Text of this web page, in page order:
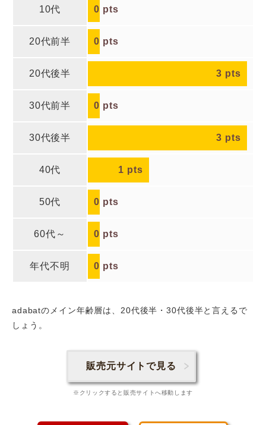
10代 0 pts
20代前半 0 pts
20代後半 3 pts
30代前半 0 pts
30代後半 3 pts
40代 1 pts
50代 0 pts
60代～ 0 pts
年代不明 0 pts
adabatのメイン年齢層は、20代後半・30代後半と言えるで
しょう。
販売元サイトで見る
※クリックすると販売サイトへ移動します